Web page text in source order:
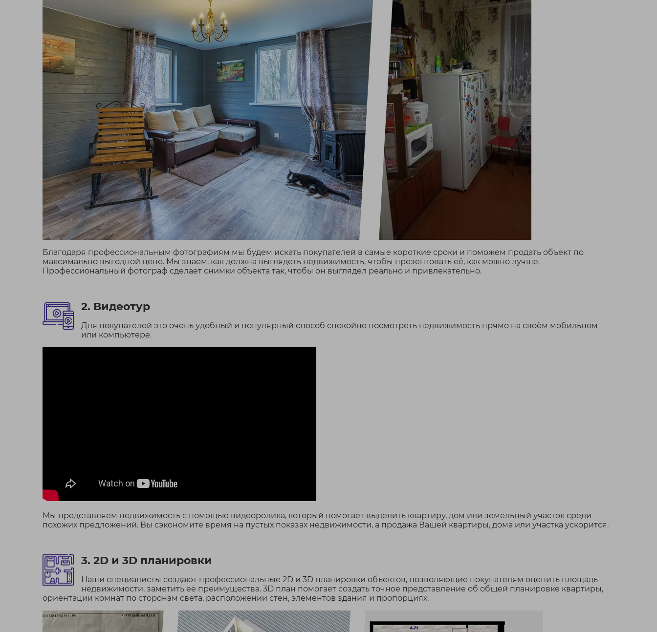
Благодаря профессиональным фотографиям мы будем искать покупателей в самые короткие сроки и поможем продать объект по
максимально выгодной цене. Мы знаем, как должна выглядеть недвижимость, чтобы презентовать её, как можно лучше.
Профессиональный фотограф сделает снимки объекта так, чтобы он выглядел реально и привлекательно.
2. Видеотур
Для покупателей это очень удобный и популярный способ спокойно посмотреть недвижимость прямо на своём мобильном
или компьютере.
Мы представляем недвижимость с помощью видеоролика, который помогает выделить квартиру, дом или земельный участок среди
похожих предложений. Вы сэкономите время на пустых показах недвижимости, а продажа Вашей квартиры, дома или участка ускорится.
3. 2D и 3D планировки
Наши специалисты создают профессиональные 2D и 3D планировки объектов, позволяющие покупателям оценить площадь
недвижимости, заметить её преимущества. 3D план помогает создать точное представление об общей планировке квартиры,
ориентации комнат по сторонам света, расположении стен, элементов здания и пропорциях.